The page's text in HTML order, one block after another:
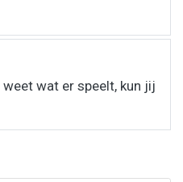
wat er speelt, kun jij